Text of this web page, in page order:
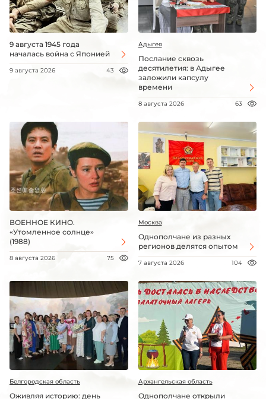
9 августа 1945 года
началась война с Японией
9 августа 2026 43
Адыгея
Послание сквозь
десятилетия: в Адыгее
заложили капсулу
времени
8 августа 2026 63
ВОЕННОЕ КИНО.
«Утомленное солнце»
(1988)
8 августа 2026 75
Москва
Однополчане из разных
регионов делятся опытом
7 августа 2026 104
Белгородская область
Оживляя историю: день
Архангельская область
Однополчане открыли